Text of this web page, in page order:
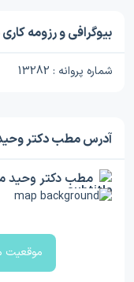
بیوگرافی و رزومه
شماره پروانه : 13282
آدرس مطب دکتر
مطب دکتر وحید